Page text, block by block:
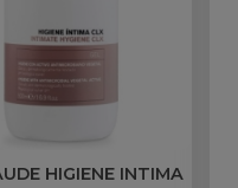
HIGIENE INTIMA